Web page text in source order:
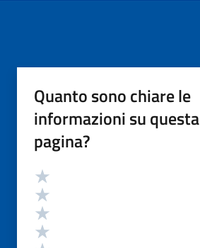
Quanto sono chiare le
informazioni su questa
pagina?
Valutazione